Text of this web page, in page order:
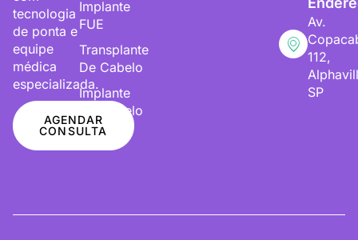
tecnologia
de ponta e
equipe
médica
especializada.
AGENDAR
CONSULTA
Implante
FUE
Transplante
De Cabelo
Implante
De Cabelo
Av.
112,
SP